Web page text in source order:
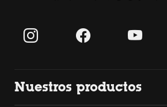
Nuestros productos